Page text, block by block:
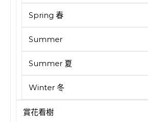
Spring 春
Summer
Summer 夏
Winter 冬
賞花看樹